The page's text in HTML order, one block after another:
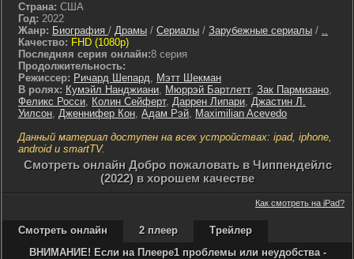
Страна: США
Год: 2022
Жанр: Биография / Драмы / Сериалы / Зарубежные сериалы / ..
Качество: FHD (1080p)
Последняя серия онлайн:8 серия
Продолжительность:
Режиссер: Ричард Шепард, Мэтт Шекман
В ролях: Кумэйл Нанджиани, Мюррэй Бартлетт, Зак Пармизано,
Феликс Росси, Колин Сейферт, Даррен Липари, Джастин Л.
Уилсон, Дженнифер Кон, Адам Рэй, Maximilian Acevedo
Данный материал доступен на всех устройствах: ipad, iphone,
android и smartTV.
Cмотреть онлайн Добро пожаловать в Чиппендейлс
(2022) в хорошем качестве
Как смотреть на iPad?
Смотреть онлайн 2 плеер
Трейлер
ВНИМАНИЕ! Если на Плеере1 проблемы или неудобства -